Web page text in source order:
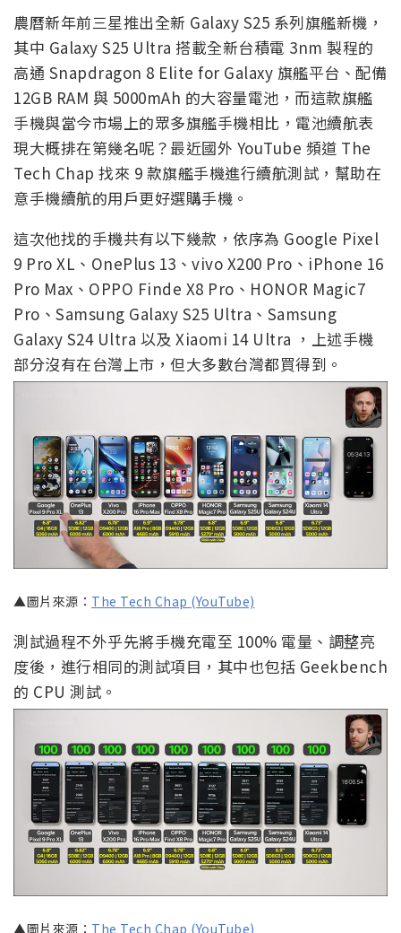
農曆新年前三星推出全新 Galaxy S25 系列旗艦新機，
其中 Galaxy S25 Ultra 搭載全新台積電 3nm 製程的
高通 Snapdragon 8 Elite for Galaxy 旗艦平台、配備
12GB RAM 與 5000mAh 的大容量電池，而這款旗艦
手機與當今市場上的眾多旗艦手機相比，電池續航表
現大概排在第幾名呢？最近國外 YouTube 頻道 The
Tech Chap 找來 9 款旗艦手機進行續航測試，幫助在
意手機續航的用戶更好選購手機。
這次他找的手機共有以下幾款，依序為 Google Pixel
9 Pro XL、OnePlus 13、vivo X200 Pro、iPhone 16
Pro Max、OPPO Finde X8 Pro、HONOR Magic7
Pro、Samsung Galaxy S25 Ultra、Samsung
Galaxy S24 Ultra 以及 Xiaomi 14 Ultra ，上述手機
部分沒有在台灣上市，但大多數台灣都買得到。
▲圖片來源： The Tech Chap (YouTube)
測試過程不外乎先將手機充電至 100% 電量、調整亮
度後，進行相同的測試項目，其中也包括 Geekbench
的 CPU 測試。
▲圖片來源： The Tech Chap (YouTube)